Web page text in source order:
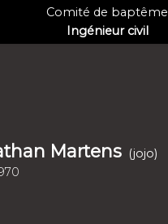
Comité de baptême
Ingénieur civil
Martens (jojo)